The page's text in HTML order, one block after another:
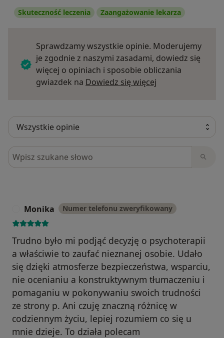
Skuteczność leczenia Zaangażowanie lekarza
Sprawdzamy wszystkie opinie. Moderujemy
je zgodnie z naszymi zasadami, dowiedz się
więcej o opiniach i sposobie obliczania
gwiazdek na Dowiedz się więcej
Szukaj w opiniach
Monika Numer telefonu zweryfikowany
Trudno było mi podjąć decyzję o psychoterapii
a właściwie to zaufać nieznanej osobie. Udało
się dzięki atmosferze bezpieczeństwa, wsparciu,
nie ocenianiu a konstruktywnym tłumaczeniu i
pomaganiu w pokonywaniu swoich trudności
ze strony p. Ani czuję znaczną różnicę w
codziennym życiu, lepiej rozumiem co się u
mnie dzieje. To działa polecam